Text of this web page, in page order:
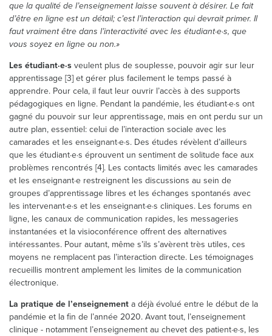
que la qualité de l’enseignement laisse souvent à désirer. Le fait
d’être en ligne est un détail; c’est l’interaction qui devrait primer. Il
faut vraiment être dans l’interactivité avec les étudiant·e·s, que
vous soyez en ligne ou non.»
Les étudiant·e·s veulent plus de souplesse, pouvoir agir sur leur
apprentissage [3] et gérer plus facilement le temps passé à
apprendre. Pour cela, il faut leur ouvrir l’accès à des supports
pédagogiques en ligne. Pendant la pandémie, les étudiant·e·s ont
gagné du pouvoir sur leur apprentissage, mais en ont perdu sur un
autre plan, essentiel: celui de l’interaction sociale avec les
camarades et les enseignant·e·s. Des études révèlent d’ailleurs
que les étudiant·e·s éprouvent un sentiment de solitude face aux
problèmes rencontrés [4]. Les contacts limités avec les camarades
et les enseignant·e restreignent les discussions au sein de
groupes d’apprentissage libres et les échanges spontanés avec
les intervenant·e·s et les enseignant·e·s cliniques. Les forums en
ligne, les canaux de communication rapides, les messageries
instantanées et la visioconférence offrent des alternatives
intéressantes. Pour autant, même s’ils s’avèrent très utiles, ces
moyens ne remplacent pas l’interaction directe. Les témoignages
recueillis montrent amplement les limites de la communication
électronique.
La pratique de l’enseignement a déjà évolué entre le début de la
pandémie et la fin de l’année 2020. Avant tout, l’enseignement
clinique - notamment l’enseignement au chevet des patient·e·s, les